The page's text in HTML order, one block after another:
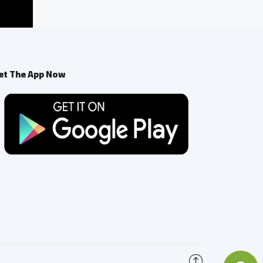
The App Now